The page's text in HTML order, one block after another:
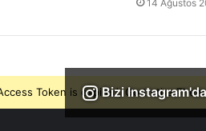
14 Ağustos
Bizi
Token is expired, Go to the